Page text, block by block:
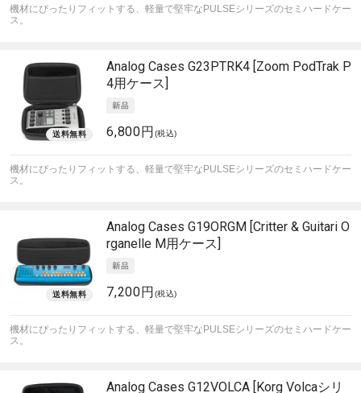
機材にぴったりフィットする、軽量で堅牢なPULSEシリーズのセミハードケー
ス。
Analog Cases G23PTRK4 [Zoom PodTrak P
4用ケース]
6,800円 (税込)
機材にぴったりフィットする、軽量で堅牢なPULSEシリーズのセミハードケー
ス。
Analog Cases G19ORGM [Critter & Guitari O
rganelle M用ケース]
7,200円 (税込)
機材にぴったりフィットする、軽量で堅牢なPULSEシリーズのセミハードケー
ス。
Analog Cases G12VOLCA [Korg Volcaシリ